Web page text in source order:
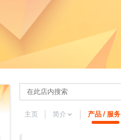
主页 简介 产品 / 服务